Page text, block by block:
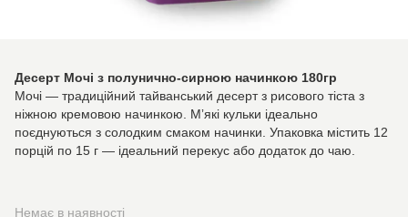
Десерт Мочі з полунично-сирною начинкою 180гр
Мочі — традиційний тайванський десерт з рисового тіста з
ніжною кремовою начинкою. Мʼякі кульки ідеально
поєднуються з солодким смаком начинки. Упаковка містить 12
порцій по 15 г — ідеальний перекус або додаток до чаю.
Немає в наявності